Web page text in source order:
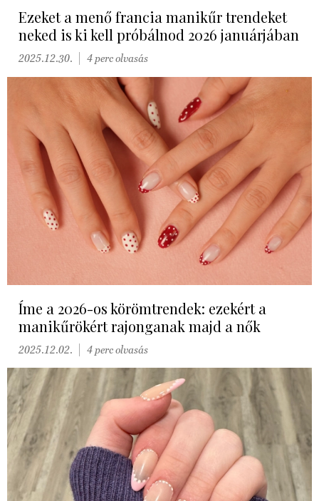
Ezeket a menő francia manikűr trendeket
neked is ki kell próbálnod 2026 januárjában
2025.12.30. 4 perc olvasás
Íme a 2026-os körömtrendek: ezekért a
manikűrökért rajonganak majd a nők
2025.12.02. 4 perc olvasás